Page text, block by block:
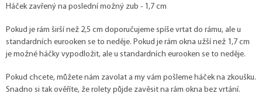
Háček zavřený na poslední možný zub - 1,7 cm
Pokud je rám širší než 2,5 cm doporučujeme spíše vrtat do rámu, ale u
standardních eurooken se to neděje. Pokud je rám okna užší než 1,7 cm
je možné háčky vypodložit, ale u standardních eurooken se to neděje.
Pokud chcete, můžete nám zavolat a my vám pošleme háček na zkoušku.
Snadno si tak ověříte, že rolety půjde zavěsit na rám okna bez vrtání.